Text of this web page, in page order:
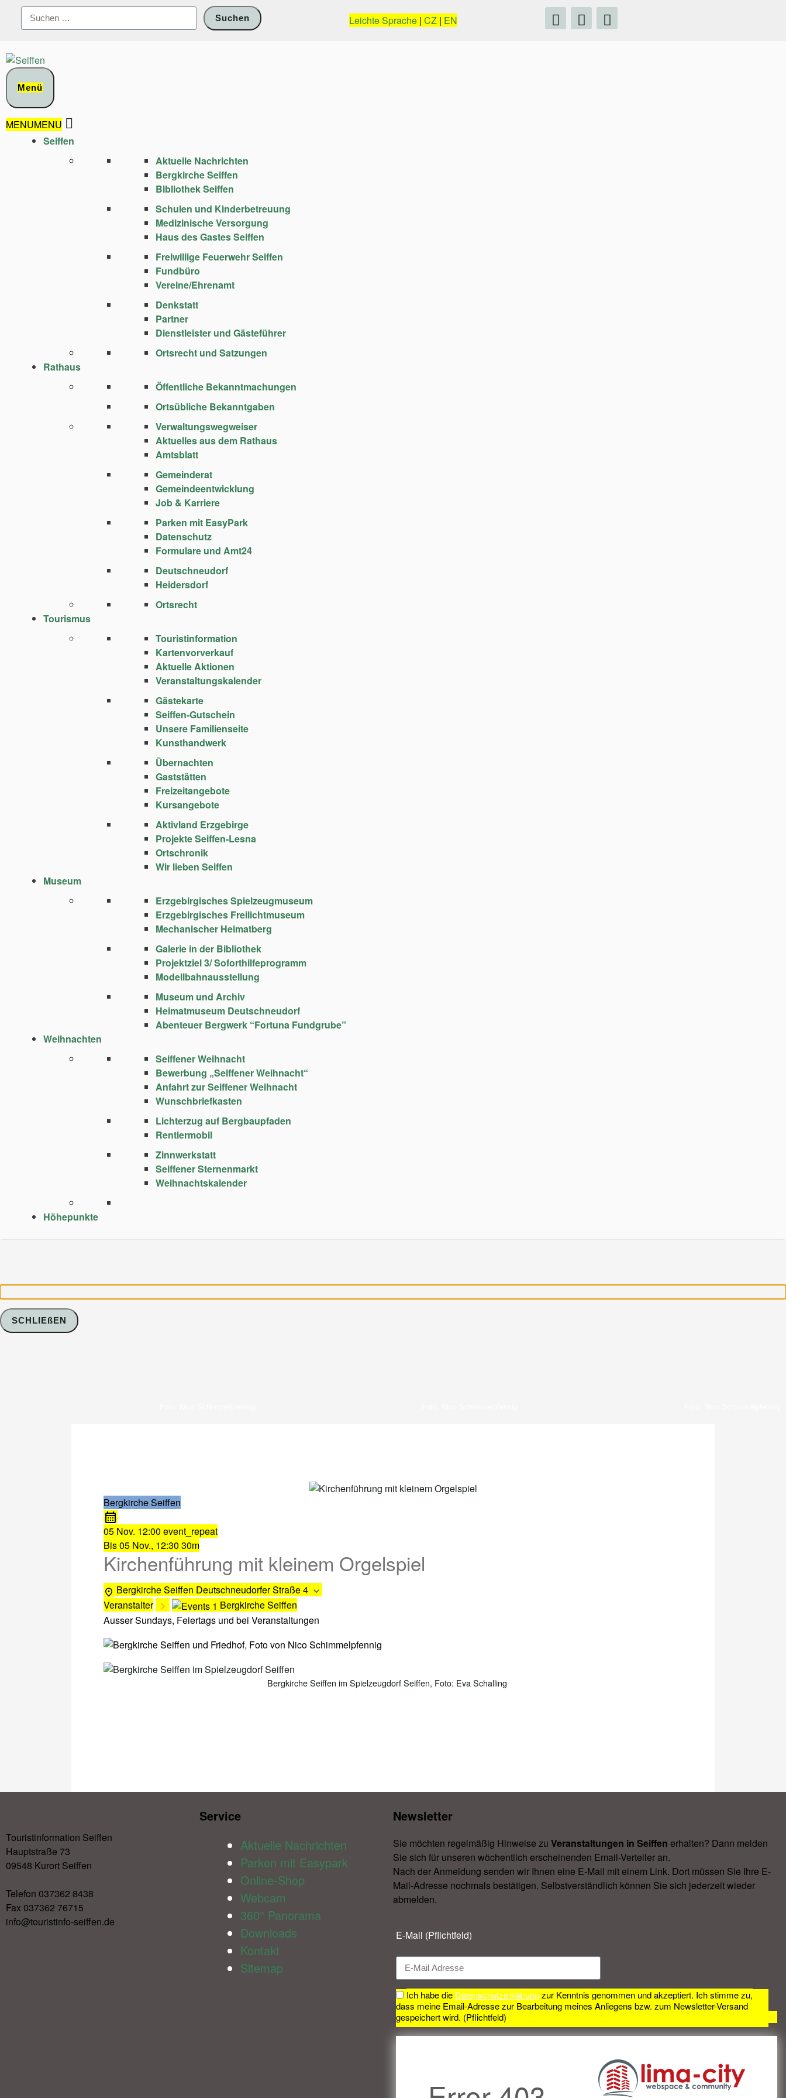
Suchen
nach:
Leichte Sprache | CZ | EN
Menü
MENUMENU
Seiffen
Aktuelle Nachrichten
Bergkirche Seiffen
Bibliothek Seiffen
Schulen und Kinder­betreuung
Medizinische Versorgung
Haus des Gastes Seiffen
Freiwillige Feuerwehr Seiffen
Fundbüro
Vereine/Ehrenamt
Denkstatt
Partner
Dienstleister und Gästeführer
Ortsrecht und Satzungen
Rathaus
Öffentliche Bekanntmachungen
Ortsübliche Bekanntgaben
Verwaltungswegweiser
Aktuelles aus dem Rathaus
Amtsblatt
Gemeinderat
Gemeindeentwicklung
Job & Karriere
Parken mit EasyPark
Datenschutz
Formulare und Amt24
Deutschneudorf
Heidersdorf
Ortsrecht
Tourismus
Touristinformation
Kartenvorverkauf
Aktuelle Aktionen
Veranstaltungskalender
Gästekarte
Seiffen-Gutschein
Unsere Familienseite
Kunsthandwerk
Übernachten
Gaststätten
Freizeitangebote
Kursangebote
Aktivland Erzgebirge
Projekte Seiffen-Lesna
Ortschronik
Wir lieben Seiffen
Museum
Erzgebirgisches Spielzeugmuseum
Erzgebirgisches Freilichtmuseum
Mechanischer Heimatberg
Galerie in der Bibliothek
Projektziel 3/ Soforthilfeprogramm
Modellbahnausstellung
Museum und Archiv
Heimatmuseum Deutschneudorf
Abenteuer Bergwerk “Fortuna Fundgrube”
Weihnachten
Seiffener Weihnacht
Bewerbung „Seiffener Weihnacht“
Anfahrt zur Seiffener Weihnacht
Wunschbriefkasten
Lichterzug auf Bergbaupfaden
Rentiermobil
Zinnwerkstatt
Seiffener Sternenmarkt
Weihnachtskalender
Höhepunkte
Bergkirche Seiffen
05 Nov. 12:00 event_repeat
Bis05 Nov., 12:30 30m
Kirchenführung mit kleinem Orgelspiel
Bergkirche Seiffen Deutschneudorfer Straße 4
Veranstalter
Bergkirche Seiffen
Ausser Sundays, Feiertags und bei Veranstaltungen
Bergkirche Seiffen im Spielzeugdorf Seiffen, Foto: Eva Schalling
Touristinformation Seiffen
Hauptstraße 73
09548 Kurort Seiffen
Telefon 037362 8438
Fax 037362 76715
info@touristinfo-seiffen.de
Service​
Aktuelle Nachrichten
Parken mit Easypark
Online-Shop
Webcam
360° Panorama
Downloads
Kontakt
Sitemap
Newsletter​
Sie möchten regelmäßig Hinweise zu Veranstal­tungen in Seiffen erhalten? Dann melden
Sie sich für unseren wöchentlich erscheinenden Email-Verteiler an.
Nach der Anmeldung senden wir Ihnen eine E-Mail mit einem Link. Dort müssen Sie Ihre E-
Mail-Adresse nochmals bestätigen. Selbstverständlich können Sie sich jederzeit wieder
abmelden.​
E-Mail (Pflichtfeld)
Ich habe die Datenschutzerklärungzur Kenntnis genommen und akzeptiert. Ich stimme zu,
dass meine Email-Adresse zur Bearbeitung meines Anliegens bzw. zum Newsletter-Versand
gespeichert wird. (Pflichtfeld)
SCHLIEßEN